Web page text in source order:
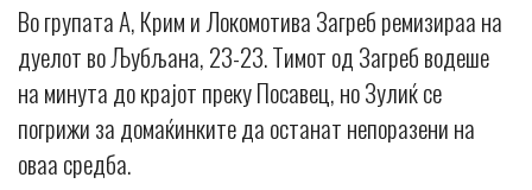
Во групата А, Крим и Локомотива Загреб ремизираа на
дуелот во Љубљана, 23-23. Тимот од Загреб водеше
на минута до крајот преку Посавец, но Зулиќ се
погрижи за домаќинките да останат непоразени на
оваа средба.